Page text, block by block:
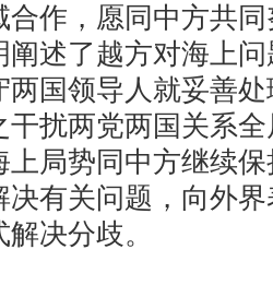
作，愿同中方共
阐述了越方对海上
两国领导人就妥善
干扰两党两国关系
局势同中方继续
决有关问题，向外
决分歧。